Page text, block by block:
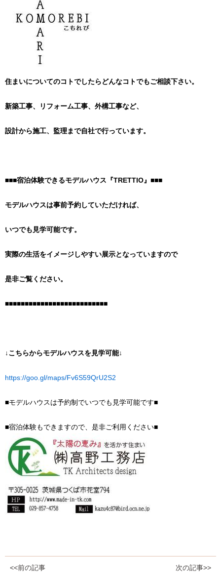
住まいについてのコトでしたらどんなコトでもご相談下さい。
新築工事、リフォーム工事、外構工事など、
設計から施工、監理まで自社で行っています。
■■■宿泊体験できるモデルハウス『TRETTIO』■■■
モデルハウスは事前予約していただければ、
いつでも見学可能です。
実際の生活をイメージしやすい展示となっていますので
是非ご覧ください。
■■■■■■■■■■■■■■■■■■■■■■■■■■
↓こちらからモデルハウスを見学可能↓
https://goo.gl/maps/Fv6S59QrU2S2
■モデルハウスは予約制でいつでも見学可能です■
■宿泊体験もできますので、是非ご利用ください■
<<前の記事 次の記事>>